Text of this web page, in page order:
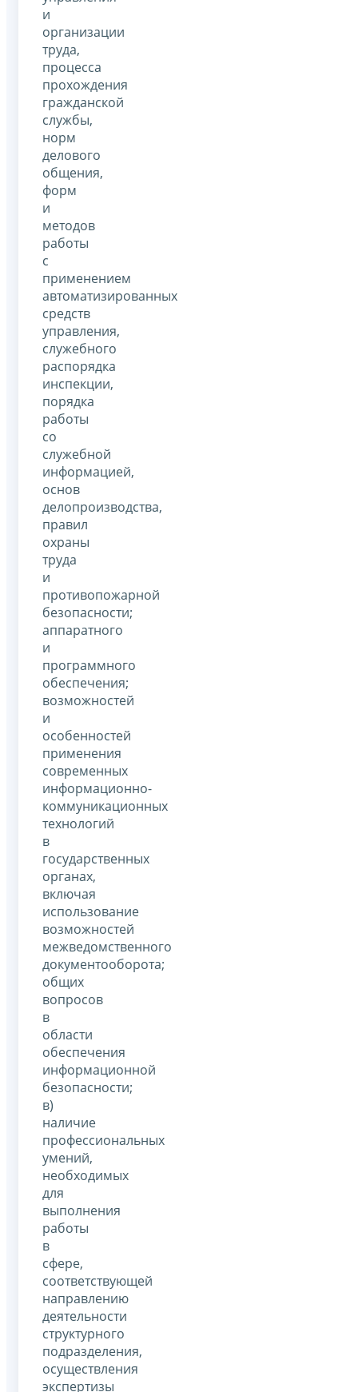
и
организации
труда,
процесса
прохождения
гражданской
службы,
норм
делового
общения,
форм
и
методов
работы
с
применением
автоматизированных
средств
управления,
служебного
распорядка
инспекции,
порядка
работы
со
служебной
информацией,
основ
делопроизводства,
правил
охраны
труда
и
противопожарной
безопасности;
аппаратного
и
программного
обеспечения;
возможностей
и
особенностей
применения
современных
информационно-
коммуникационных
технологий
в
государственных
органах,
включая
использование
возможностей
межведомственного
документооборота;
общих
вопросов
в
области
обеспечения
информационной
безопасности;
в)
наличие
профессиональных
умений,
необходимых
для
выполнения
работы
в
сфере,
соответствующей
направлению
деятельности
структурного
подразделения,
осуществления
экспертизы